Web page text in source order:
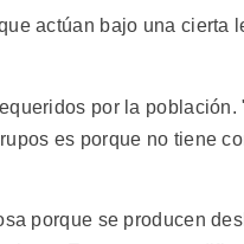
actúan bajo una cierta
por la población.
es porque no tiene
porque se producen